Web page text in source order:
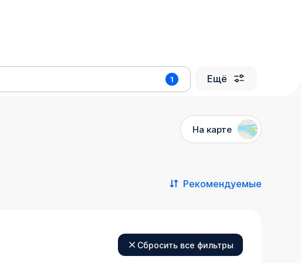
1 Ещё
На карте
Рекомендуемые
Сбросить все фильтры